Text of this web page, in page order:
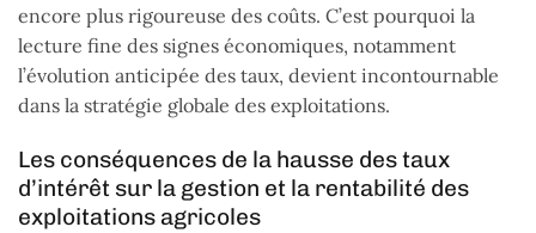
encore plus rigoureuse des coûts. C’est pourquoi la
lecture fine des signes économiques, notamment
l’évolution anticipée des taux, devient incontournable
dans la stratégie globale des exploitations.
Les conséquences de la hausse des taux
d’intérêt sur la gestion et la rentabilité des
exploitations agricoles